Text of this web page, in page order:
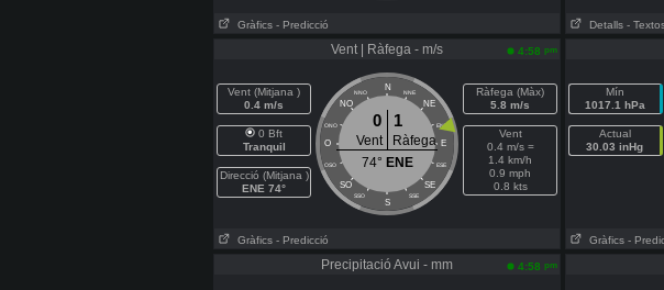
Gràfics - Predicció Detalls -
Vent | Ràfega - m/s 4:58 pm
Vent (Mitjana )
0.4 m/s
0 Bft
Tranquil
Direcció (Mitjana )
ENE 74°
N
NNO NNE
NO NE
ONO ENE
O E
OSO ESE
SO SE
SSO SSE
S
0 1
Vent
Ràfega
74° ENE
Ràfega (Màx)
5.8 m/s
Vent
0.4 m/s =
1.4 km/h
0.9 mph
0.8 kts
Gràfics - Predicció
Mín
1017.1 hPa
Actual
30.03 inHg
Gràfics -
Precipitació Avui - mm 4:58 pm